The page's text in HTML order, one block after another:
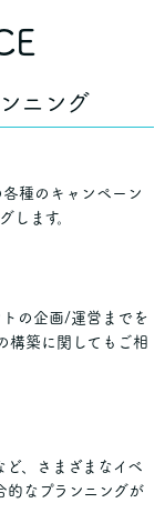
ニング
種のキャンペーン
します。
トの企画/運営までを
構築に関してもご相
ど、さまざまなイベ
的なプランニングが